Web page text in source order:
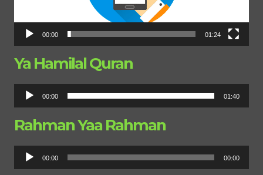
00:00 01:24
Ya Hamilal Quran
Pemutar
Audio
00:00 01:40
Rahman Yaa Rahman
Pemutar
Audio
00:00 00:00